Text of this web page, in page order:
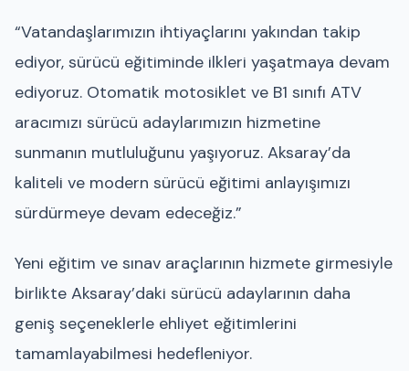
“Vatandaşlarımızın ihtiyaçlarını yakından takip
ediyor, sürücü eğitiminde ilkleri yaşatmaya devam
ediyoruz. Otomatik motosiklet ve B1 sınıfı ATV
aracımızı sürücü adaylarımızın hizmetine
sunmanın mutluluğunu yaşıyoruz. Aksaray’da
kaliteli ve modern sürücü eğitimi anlayışımızı
sürdürmeye devam edeceğiz.”
Yeni eğitim ve sınav araçlarının hizmete girmesiyle
birlikte Aksaray’daki sürücü adaylarının daha
geniş seçeneklerle ehliyet eğitimlerini
tamamlayabilmesi hedefleniyor.